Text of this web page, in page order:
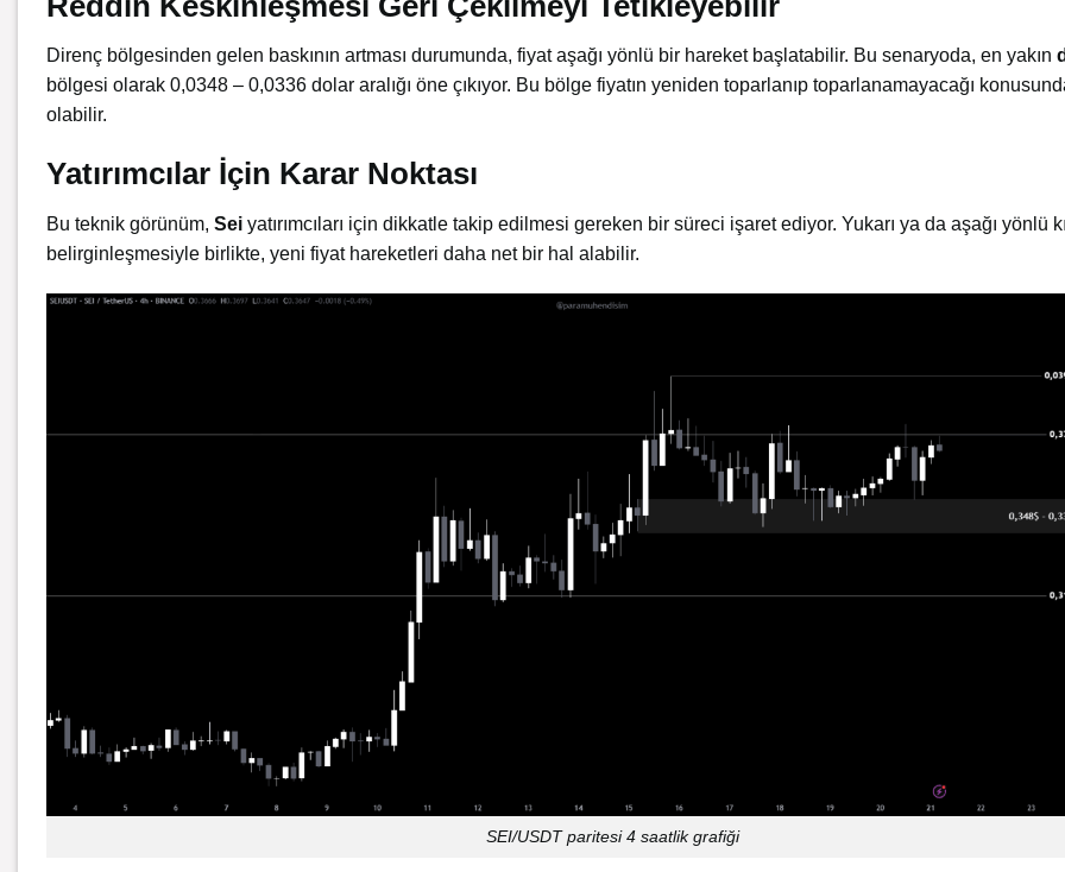
Direnç bölgesinden gelen baskının artması durumunda, fiyat aşağı yönlü bir hareket başlatabilir. Bu senaryoda, en yakın
bölgesi olarak 0,0348 – 0,0336 dolar aralığı öne çıkıyor. Bu bölge fiyatın yeniden toparlanıp toparlanamayacağı
olabilir.
Yatırımcılar İçin Karar Noktası
Bu teknik görünüm, Sei yatırımcıları için dikkatle takip edilmesi gereken bir süreci işaret ediyor. Yukarı ya da aşağı yönlü
belirginleşmesiyle birlikte, yeni fiyat hareketleri daha net bir hal alabilir.
SEI/USDT paritesi 4 saatlik grafiği